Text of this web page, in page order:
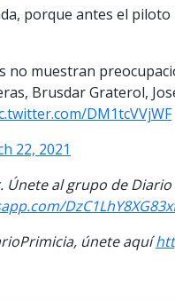
porque antes el
no muestran
Brusdar Graterol,
DM1tcVVjWF
22, 2021
al grupo de
únete aquí